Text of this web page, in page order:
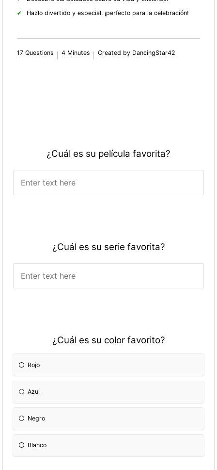
Hazlo divertido y especial, ¡perfecto para la celebración!
17 Questions 4 Minutes Created by DancingStar42
¿Cuál es su película favorita?
¿Cuál es su serie favorita?
¿Cuál es su color favorito?
Rojo
Azul
Negro
Blanco